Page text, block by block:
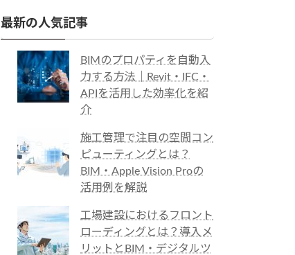
最新の人気記事
BIMのプロパティを自動入
力する方法｜Revit・IFC・
APIを活用した効率化を紹
介
施工管理で注目の空間コン
ピューティングとは？
BIM・Apple Vision Proの
活用例を解説
工場建設におけるフロント
ローディングとは？導入メ
リットとBIM・デジタルツ